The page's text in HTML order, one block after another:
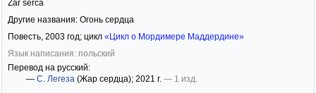
Żar serca
Другие названия: Огонь сердца
Повесть, 2003 год; цикл «Цикл о Мордимере Маддердине»
Язык написания: польский
Перевод на русский:
— С. Легеза (Жар сердца); 2021 г. — 1 изд.